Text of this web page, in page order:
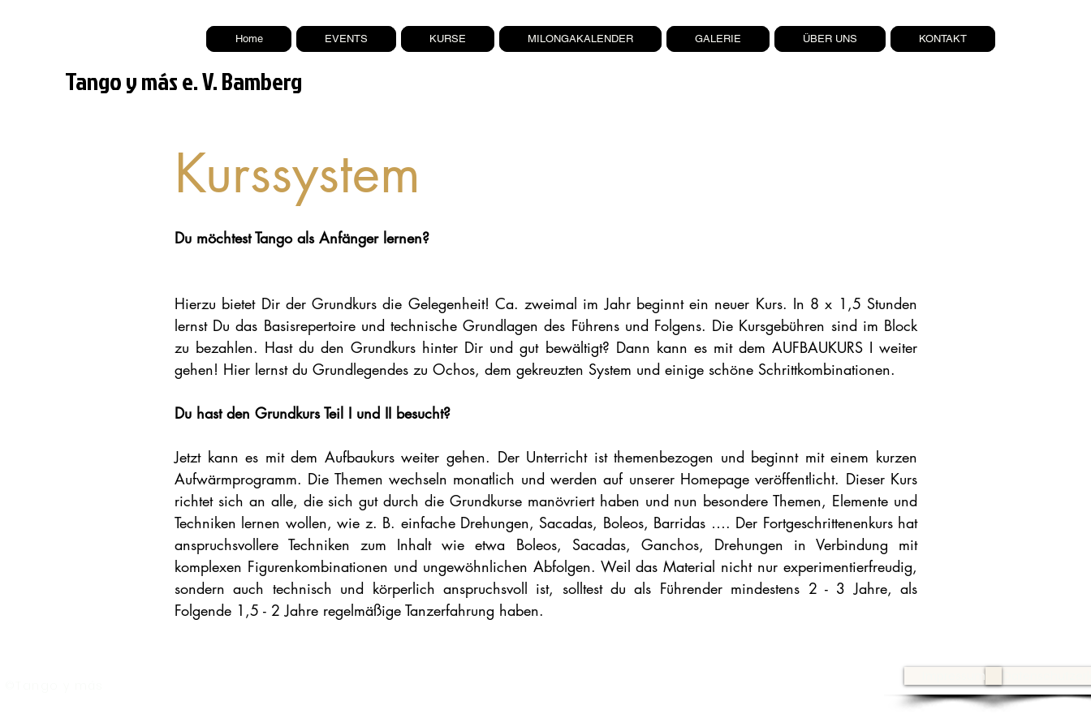
Home EVENTS KURSE MILONGAKALENDER GALERIE ÜBER UNS KONTAKT
Tango y más e. V. Bamberg
Kurssystem
Du möchtest Tango als Anfänger lernen?
Hierzu bietet Dir der Grundkurs die Gelegenheit! Ca. zweimal im Jahr beginnt ein neuer Kurs. In 8 x 1,5 Stunden
lernst Du das Basisrepertoire und technische Grundlagen des Führens und Folgens. Die Kursgebühren sind im Block
zu bezahlen. Hast du den Grundkurs hinter Dir und gut bewältigt? Dann kann es mit dem AUFBAUKURS I weiter
gehen! Hier lernst du Grundlegendes zu Ochos, dem gekreuzten System und einige schöne Schrittkombinationen.
Du hast den Grundkurs Teil I und II besucht?
Jetzt kann es mit dem Aufbaukurs weiter gehen. Der Unterricht ist themenbezogen und beginnt mit einem kurzen
Aufwärmprogramm. Die Themen wechseln monatlich und werden auf unserer Homepage veröffentlicht. Dieser Kurs
richtet sich an alle, die sich gut durch die Grundkurse manövriert haben und nun besondere Themen, Elemente und
Techniken lernen wollen, wie z. B. einfache Drehungen, Sacadas, Boleos, Barridas …. Der Fortgeschrittenenkurs hat
anspruchsvollere Techniken zum Inhalt wie etwa Boleos, Sacadas, Ganchos, Drehungen in Verbindung mit
komplexen Figurenkombinationen und ungewöhnlichen Abfolgen. Weil das Material nicht nur experimentierfreudig,
sondern auch technisch und körperlich anspruchsvoll ist, solltest du als Führender mindestens 2 - 3 Jahre, als
Folgende 1,5 - 2 Jahre regelmäßige Tanzerfahrung haben.
Impressum